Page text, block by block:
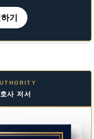
기
사 저서